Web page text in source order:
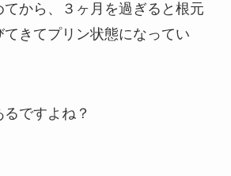
から、３ヶ月を過ぎると根元
きてプリン状態になってい
ですよね？